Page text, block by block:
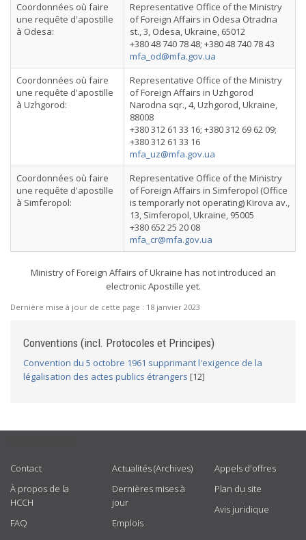
Coordonnées où faire
une requête d'apostille
à Odesa:
Representative Office of the Ministry
of Foreign Affairs in Odesa Otradna
st., 3, Odesa, Ukraine, 65012
+380 48 740 78 48; +380 48 740 78 43
mfa_od@mfa.gov.ua
Coordonnées où faire
une requête d'apostille
à Uzhgorod:
Representative Office of the Ministry
of Foreign Affairs in Uzhgorod
Narodna sqr., 4, Uzhgorod, Ukraine,
88008
+380 312 61 33 16; +380 312 69 62 09;
+380 312 61 33 16
mfa_uz@mfa.gov.ua
Coordonnées où faire
une requête d'apostille
à Simferopol:
Representative Office of the Ministry
of Foreign Affairs in Simferopol (Office
is temporarly not operating) Kirova av.,
13, Simferopol, Ukraine, 95005
+380 652 25 20 08
mfa_cr@mfa.gov.ua
Ministry of Foreign Affairs of Ukraine has not introduced an
electronic Apostille yet.
Dernière mise à jour de cette page : 18 janvier 2023
Conventions (incl. Protocoles et Principes)
Convention du 5 octobre 1961 supprimant l'exigence de la
légalisation des actes publics étrangers [12]
Contact
À propos de la
HCCH
FAQ
Actualités (Archives)
Dernières mises à
jour
Emplois
Appels d'offres
Plan du site
Avis juridique